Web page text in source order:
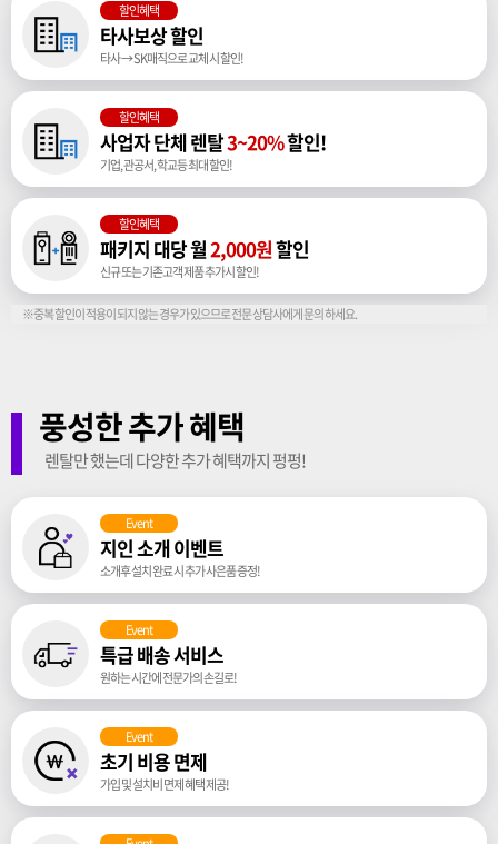
할인혜택
타사보상 할인
타사 → SK매직으로 교체 시 할인!
할인혜택
사업자 단체 렌탈3~20%할인!
기업, 관공서, 학교등 최대 할인!
할인혜택
패키지 대당 월2,000원할인
신규 또는 기존고객 제품 추가시 할인!
※중복 할인이 적용이 되지 않는 경우가 있으므로 전문 상담사에게 문의 하세요.
풍성한 추가 혜택
렌탈만 했는데 다양한 추가 혜택까지 펑펑!
Event
지인 소개 이벤트
소개후 설치 완료 시 추가 사은품 증정!
Event
특급 배송 서비스
원하는 시간에 전문가의 손길로!
Event
초기 비용 면제
가입 및 설치비 면제 혜택 제공!